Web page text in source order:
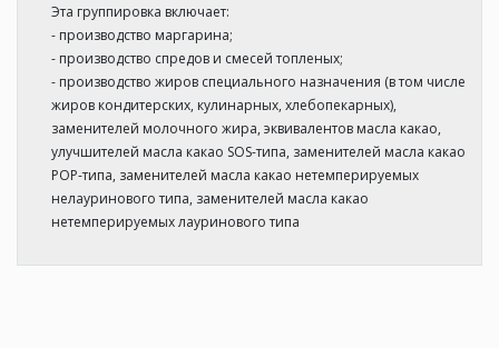
Эта группировка включает:
- производство маргарина;
- производство спредов и смесей топленых;
- производство жиров специального назначения (в том числе
жиров кондитерских, кулинарных, хлебопекарных),
заменителей молочного жира, эквивалентов масла какао,
улучшителей масла какао SOS-типа, заменителей масла какао
РOР-типа, заменителей масла какао нетемперируемых
нелауринового типа, заменителей масла какао
нетемперируемых лауринового типа